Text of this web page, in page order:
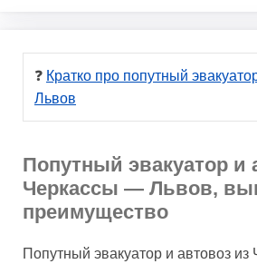
❓ Кратко про попутный
Львов
Попутный эвакуатор и
Черкассы — Львов,
преимущество
Попутный эвакуатор и автовоз из